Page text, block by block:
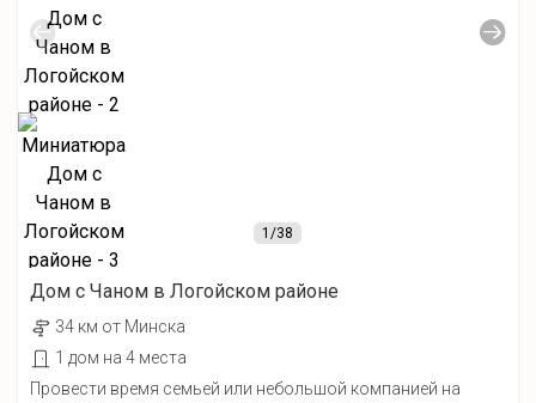
1/38
Дом с Чаном в Логойском районе
34 км от Минска
1 дом на 4 места
Провести время семьей или небольшой компанией на